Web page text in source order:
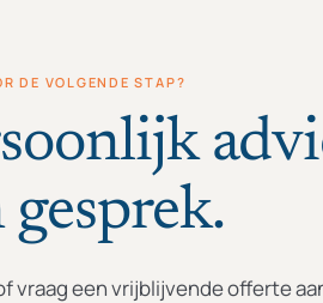
DE VOLGENDE STAP?
gesprek.
vraag een vrijblijvende offerte